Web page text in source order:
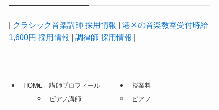
| クラシック音楽講師 採用情報 | 港区の音楽教室受付時給
1,600円 採用情報 | 調律師 採用情報 |
HOME
講師プロフィール
ピアノ講師
授業料
ピアノ